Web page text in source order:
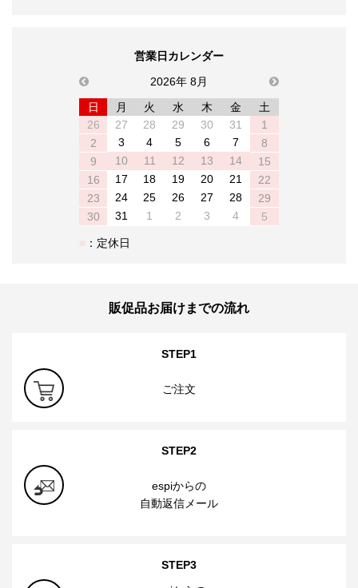
営業日カレンダー
previous
2026年 8月
next
日
月 火 水 木 金
土
26
27 28 29 30 31
1
2
3 4 5 6 7
8
9
10 11 12 13 14
15
16
17 18 19 20 21
22
23
24 25 26 27 28
29
30
31 1 2 3 4 5
：定休日
販促品お届けまでの流れ
STEP1
ご注文
STEP2
espiからの
自動返信メール
STEP3